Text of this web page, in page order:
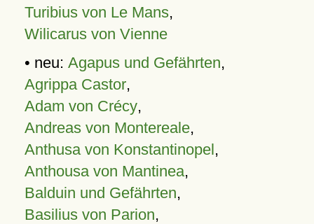
Turibius von Le Mans,
Wilicarus von Vienne
• neu: Agapus und Gefährten,
Agrippa Castor,
Adam von Crécy,
Andreas von Montereale,
Anthusa von Konstantinopel,
Anthousa von Mantinea,
Balduin und Gefährten,
Basilius von Parion,